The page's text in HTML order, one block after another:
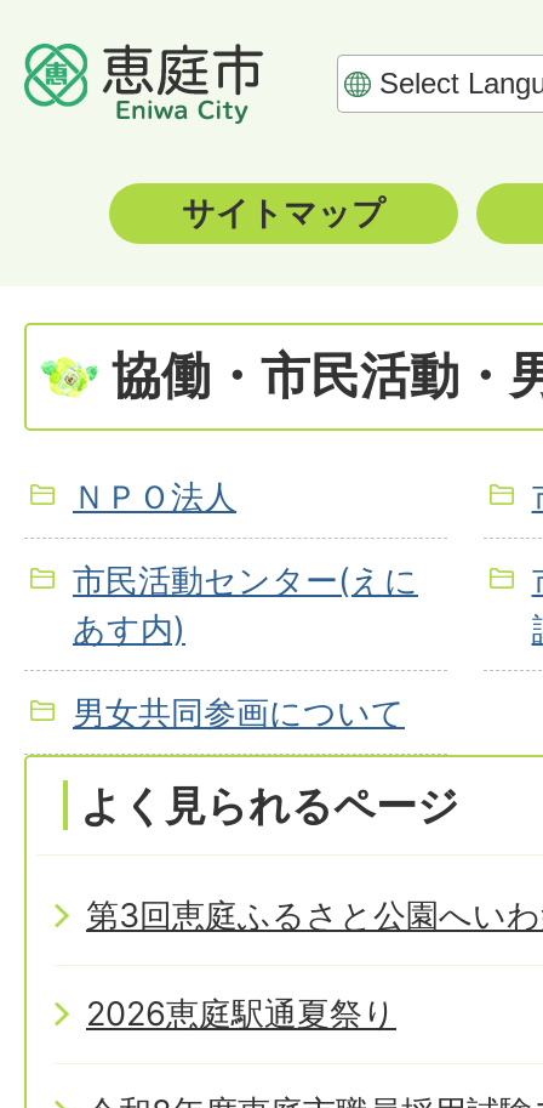
サイトマップ
協働・市民活動・
ＮＰＯ法人
市民活動センター(えに
あす内)
男女共同参画について
よく見られるページ
第3回恵庭ふるさと公園へい
2026恵庭駅通夏祭り